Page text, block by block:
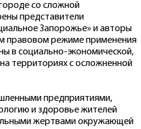
со сложной
представители
Запорожье» и авторы
правовом режиме применения
в социально-экономической,
территориях с осложненной
предприятиями,
и здоровье жителей
жертвами окружающей